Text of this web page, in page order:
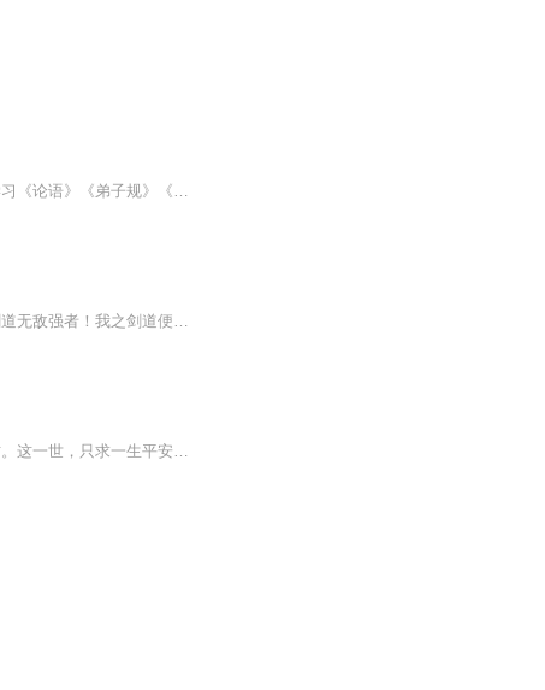
【儒行天下经典读书会】是纯公益性教学机构。通过微信群教学，用诵读、句读两种方法学习《论语》《弟子规》《孝经》《大学》《中庸》《道德經》《孟子》等国学经典。并配有<圣贤文化直播間>对意理进行解析。选用九岁神童注解《四书白话解说》为教材，以线上教学的方式，让学习者稳步、系统、规范地学完所有课程。现有六十余名义工老师，分布在各个群里竭诚为大家服务。 有需要进一步了解或者想一起学习国学经典的，请联系 刘老师：13525532155 微信：447925541
一个关于神界神王的秘密！一个关于九柄神剑的传说！造就出一位通天彻地，万古无敌的剑道无敌强者！我之剑道便是天下第一剑道！
婚礼当天，穆晴就被自己的未婚夫杀害，葬身海底。再睁眼，她成了陵夷国宰相嫡女穆瑾佑。这一世，只求一生平安喜乐，但她似乎永远都逃不开权利的中心，无数阴谋陷阱，让她逃无可逃。大选之日，她虽貌比天仙，却无才无德，只得留在宫内做一小小宫女。虽不成...